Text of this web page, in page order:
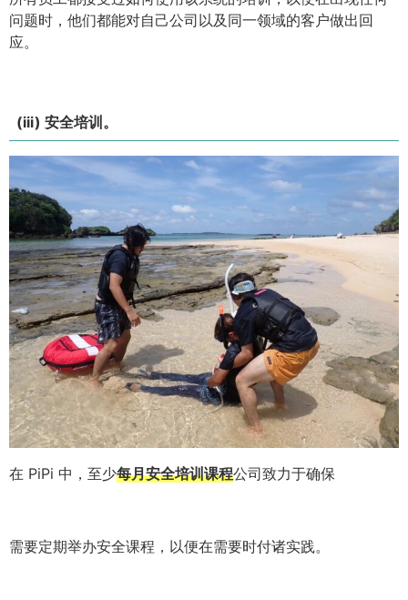
问题时，他们都能对自己公司以及同一领域的客户做出回
应。
(iii) 安全培训。
在 PiPi 中，至少每月安全培训课程公司致力于确保
需要定期举办安全课程，以便在需要时付诸实践。